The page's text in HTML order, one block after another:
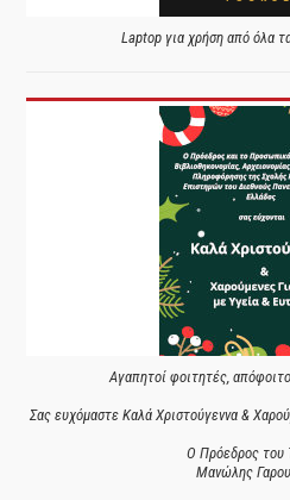
Laptop για χρήση από όλα
Αγαπητοί φοιτητές,
Σας ευχόμαστε Καλά Χριστούγεννα &
Ο Πρόεδρος του
Μανώλης